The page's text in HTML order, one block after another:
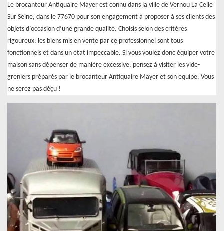
Le brocanteur Antiquaire Mayer est connu dans la ville de Vernou La Celle
Sur Seine, dans le 77670 pour son engagement à proposer à ses clients des
objets d’occasion d’une grande qualité. Choisis selon des critères
rigoureux, les biens mis en vente par ce professionnel sont tous
fonctionnels et dans un état impeccable. Si vous voulez donc équiper votre
maison sans dépenser de manière excessive, pensez à visiter les vide-
greniers préparés par le brocanteur Antiquaire Mayer et son équipe. Vous
ne serez pas déçu !